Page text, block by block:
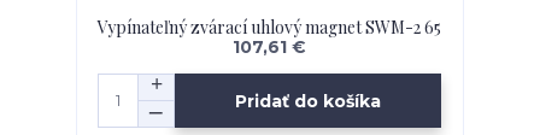
Vypínateľný zvárací uhlový magnet SWM-2 65
107,61 €
Pridať do košíka